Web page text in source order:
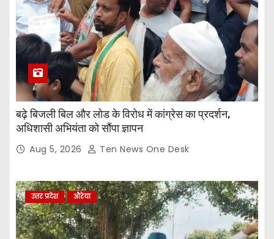
बढ़े बिजली बिल और लोड के विरोध में कांग्रेस का प्रदर्शन,
अधिशासी अभियंता को सौंपा ज्ञापन
Aug 5, 2026 Ten News One Desk
उत्तर प्रदेश औरेया